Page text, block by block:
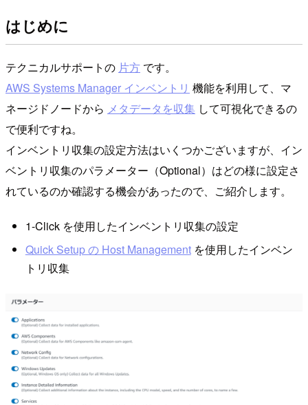
はじめに
テクニカルサポートの 片方 です。
AWS Systems Manager インベントリ 機能を利用して、マ
ネージドノードから メタデータを収集 して可視化できるの
で便利ですね。
インベントリ収集の設定方法はいくつかございますが、イン
ベントリ収集のパラメーター（Optional）はどの様に設定さ
れているのか確認する機会があったので、ご紹介します。
1-Click を使用したインベントリ収集の設定
Quick Setup の Host Managementを使用したインベン
トリ収集